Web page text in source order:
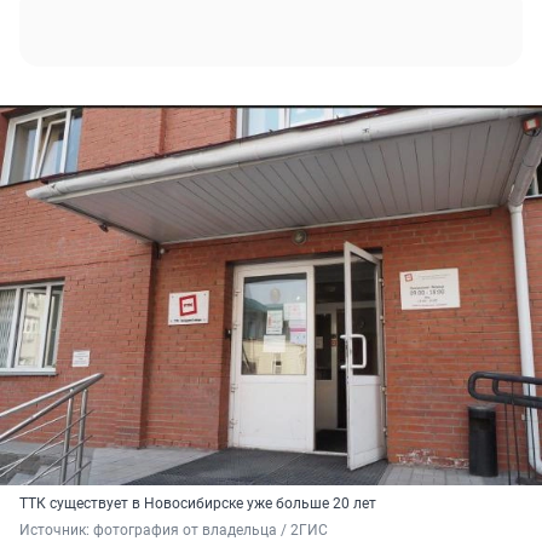
ТТК существует в Новосибирске уже больше 20 лет
Источник: фотография от владельца / 2ГИС